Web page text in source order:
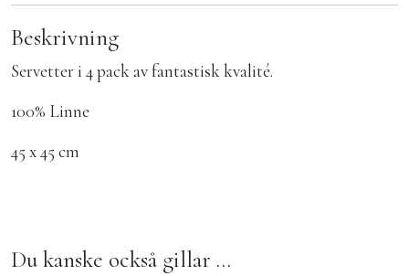
Beskrivning
Servetter i 4 pack av fantastisk kvalité.
100% Linne
45 x 45 cm
Du kanske också gillar …